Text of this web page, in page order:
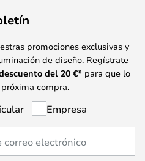
promociones exclusivas y
de diseño. Regístrate
del 20 €* para que lo
compra.
Empresa